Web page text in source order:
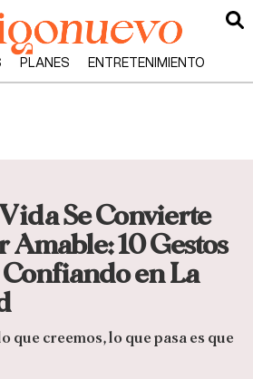
PLANES ENTRETENIMIENTO
Se Convierte
Amable: 10 Gestos
Confiando en La
que creemos, lo que pasa es que